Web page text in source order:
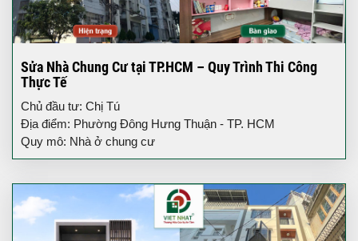
Sửa Nhà Chung Cư tại TP.HCM – Quy Trình Thi Công
Thực Tế
Chủ đầu tư: Chị Tú
Địa điểm: Phường Đông Hưng Thuận - TP. HCM
Quy mô: Nhà ở chung cư